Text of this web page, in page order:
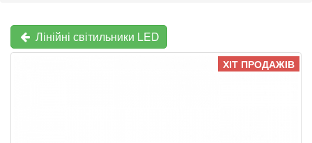
Лінійні світильники LED
ХІТ ПРОДАЖІВ